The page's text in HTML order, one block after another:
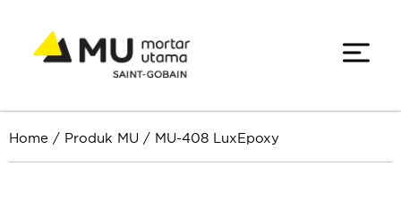
Home / Produk MU / MU-408 LuxEpoxy